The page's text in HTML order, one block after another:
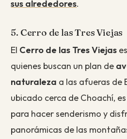
sus alrededores.
5. Cerro de las Tres Viejas
El Cerro de las Tres Viejas
quienes buscan un plan de
naturaleza a las afueras de
ubicado cerca de Choachí,
para hacer senderismo y
panorámicas de las